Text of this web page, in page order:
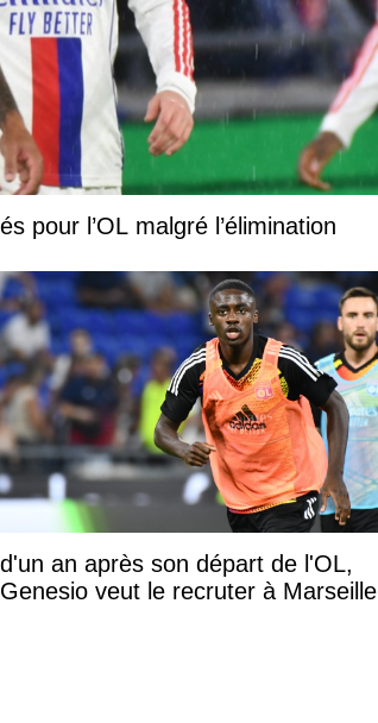
pour l’OL malgré l’élimination
an après son départ de l'OL,
veut le recruter à Marseille